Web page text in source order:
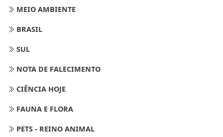
MEIO AMBIENTE
BRASIL
SUL
NOTA DE FALECIMENTO
CIÊNCIA HOJE
FAUNA E FLORA
PETS - REINO ANIMAL